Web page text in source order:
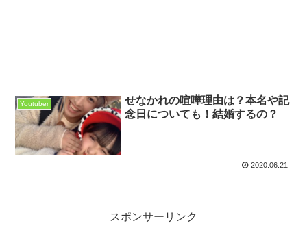
Youtuber
せなかれの喧嘩理由は？本名や記
念日についても！結婚するの？
2020.06.21
スポンサーリンク